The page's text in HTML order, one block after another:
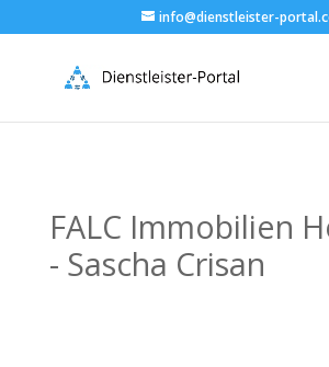
info@dienstleister-
FALC Immobilien
- Sascha Crisan